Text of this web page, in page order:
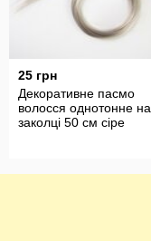
25 грн
Декоративне пасмо
волосся однотонне на
заколці 50 см сіре